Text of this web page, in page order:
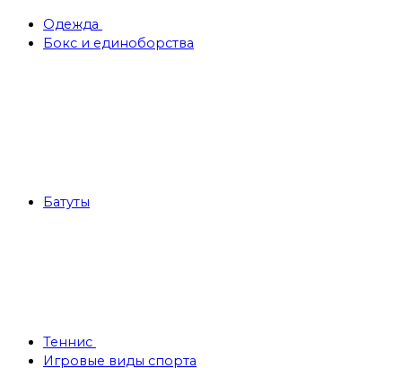
Одежда
Бокс и единоборства
Батуты
Теннис
Игровые виды спорта